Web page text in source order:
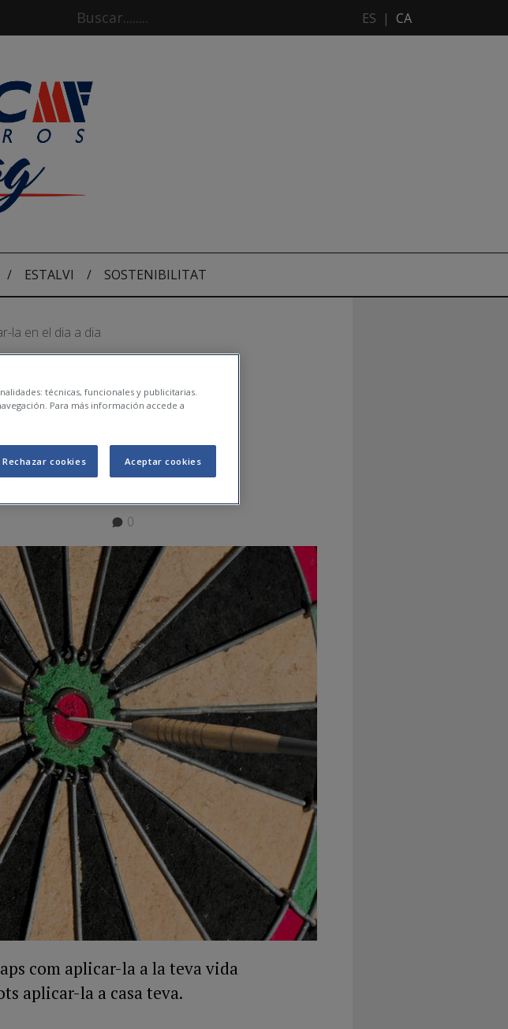
ES | CA
/ ESTALVI / SOSTENIBILITAT
la en el dia a dia
beneficis
dia
0
com aplicar-la a la teva vida
aplicar-la a casa teva.
técnicas, funcionales y publicitarias.
Para más información accede a
Rechazar cookies Aceptar cookies